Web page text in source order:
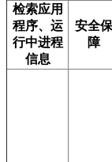
检索应用
程序、运
行中进程
信息
安全保
障